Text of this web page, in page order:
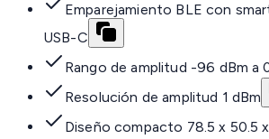
Emparejamiento BLE con
USB-C
Rango de amplitud -96 dBm a
Resolución de amplitud 1 dBm
Diseño compacto 78.5 x 50.5